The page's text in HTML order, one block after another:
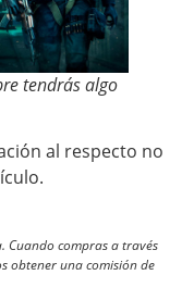
tendrás algo
al respecto no
Cuando compras a través
obtener una comisión de